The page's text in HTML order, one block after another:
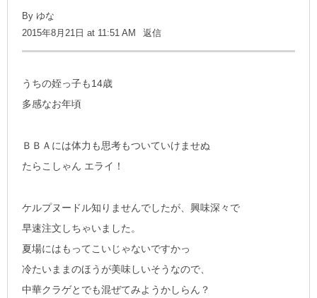
By ゆな
2015年8月21日 at 11:51 AM
返信
うちの姪っ子も14歳
多感なお年頃
ＢＢＡには体力も思考もついていけませぬ
たらこしゃん エライ！
ケルプヌードル知りませんでしたが、興味深々で
早速注文しちゃいました。
夏場にはもってこいじゃないですかっ
冷たいままのほうが美味しいそうなので、
中華クラゲとでも混ぜてみようかしらん？